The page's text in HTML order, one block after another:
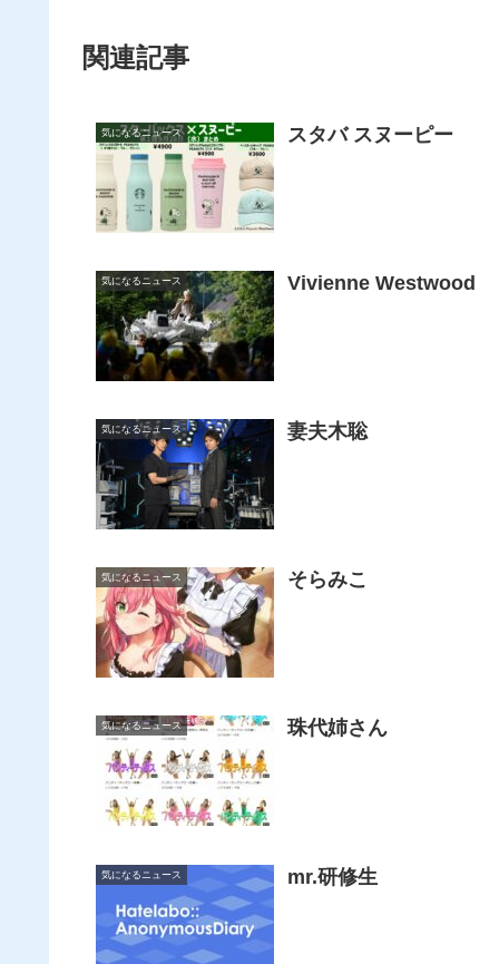
関連記事
気になるニュース スタバ スヌーピー
気になるニュース Vivienne Westwood
気になるニュース 妻夫木聡
気になるニュース そらみこ
気になるニュース 珠代姉さん
気になるニュース mr.研修生